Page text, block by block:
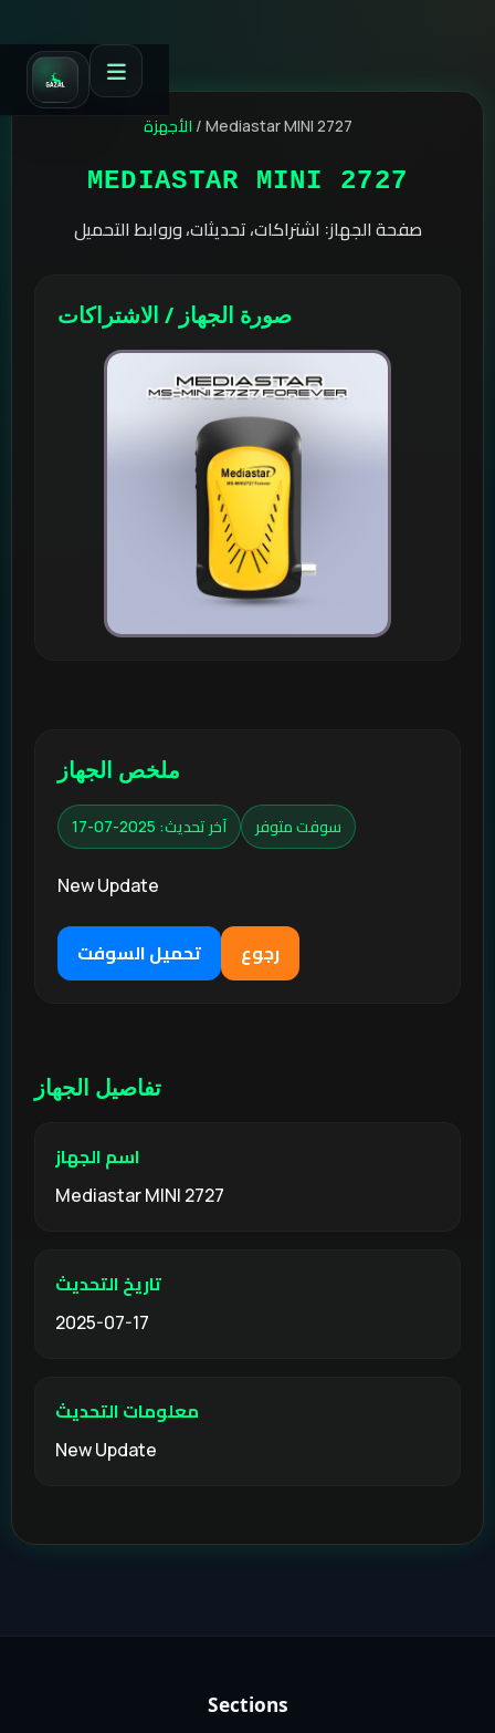
الأجهزة / Mediastar MINI 2727
MEDIASTAR MINI 2727
صفحة الجهاز: اشتراكات، تحديثات، وروابط التحميل
صورة الجهاز / الاشتراكات
ملخص الجهاز
آخر تحديث: 2025-07-17 سوفت متوفر
New Update
تحميل السوفت رجوع
تفاصيل الجهاز
اسم الجهاز
Mediastar MINI 2727
تاريخ التحديث
2025-07-17
معلومات التحديث
New Update
Sections